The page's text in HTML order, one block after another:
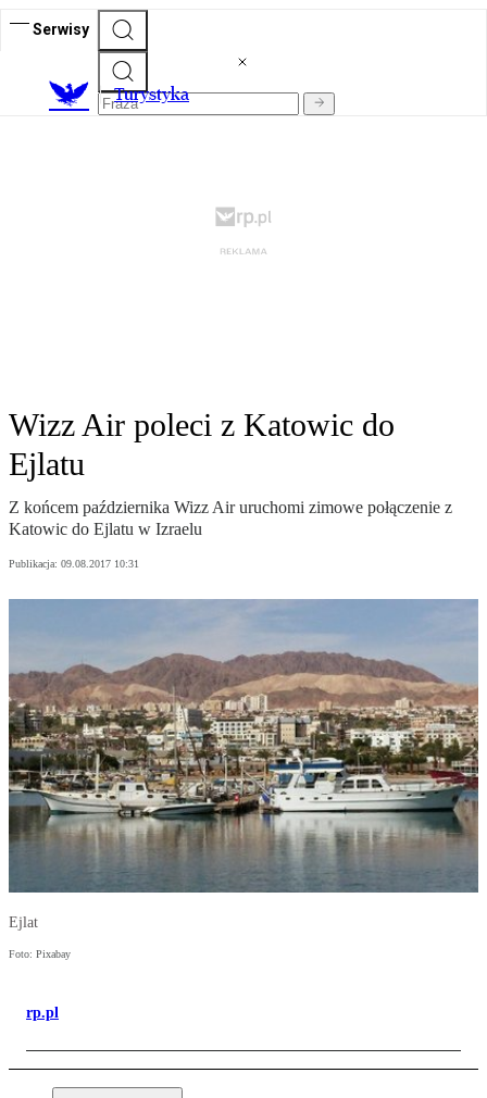
Serwisy
Turystyka
Wizz Air poleci z Katowic do
Ejlatu
Z końcem października Wizz Air uruchomi zimowe połączenie z
Katowic do Ejlatu w Izraelu
Publikacja: 09.08.2017 10:31
Ejlat
Foto: Pixabay
rp.pl